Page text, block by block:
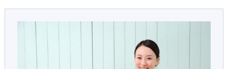
ご利用者様の声